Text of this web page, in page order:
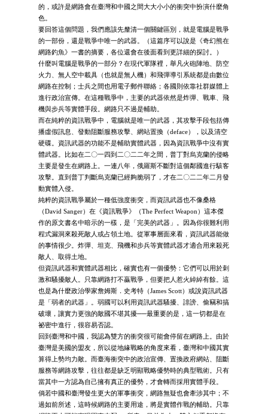
的，或許是網路會在臺灣和中國之間大大小小的衝突中扮演什麼角
色。
要回答這個問題，我們應該先釐清一個關鍵區別，就是電腦是戰爭
的一部份，還是戰爭中唯一的武器。（這篇序可以說是《奇幻熊在
網路釣魚》一書的摘要，各位還會在後面看到更詳細的探討。）
什麼叫電腦是戰爭的一部分？在現代軍隊裡，舉凡火砲陣地、防空
火力、無人空中載具（也就是無人機）和飛彈導引系統都是由數位
網路在控制；士兵之間也用電子郵件聯絡；各國則依靠社群媒體上
進行政治宣傳。在這種戰爭中，主要的武器依然是炸彈、戰車、飛
機與步兵等實體手段。網路只不過是輔助。
而在純粹的資訊戰爭中，電腦就是唯一的武器，其攻擊手段包括傳
播虛假訊息、發動阻斷服務攻擊、網站置換（deface），以及清空
硬碟。資訊武器的功能不是輔助實體武器，因為資訊戰爭中沒有實
體武器。比如在二〇一四到二〇二二年之間，普丁對烏克蘭的侵略
主要是發生在網路上。一連八年，俄羅斯不斷對這個鄰國進行駭客
攻擊。直到普丁判斷烏克蘭已經夠脆弱了，才在二〇二二年二月發
動實體入侵。
純粹的資訊戰爭屬於一種低強度衝突，而資訊武器也不像桑格
（David Sanger）在《資訊戰爭》（The Perfect Weapon）這本傑
作的原文書名中暗示的一樣，是「完美的武器」。因為你很難利用
程式漏洞來殺死敵人或占領土地。從軍事層面來看，資訊武器能做
的事情很少。炸彈、坦克、飛機和步兵等實體武器才適合用來殺死
敵人、取得土地。
但資訊武器和實體武器相比，確實也有一個優勢：它們可以用於刺
激和騷擾敵人。只靠網路打不贏戰爭，但要把人惹火綽綽有餘。這
也是為什麼政治學家詹姆斯．史考特（James Scott）或說資訊武器
是「弱者的武器」。弱國可以利用資訊武器騷擾、誹謗、偷竊和搞
破壞，讓實力更強的敵國不堪其擾──最重要的是，這一切都是在
祕密中進行，很容易否認。
回到臺灣和中國，我認為雙方的衝突很可能會停留在網路上。由於
臺灣是美國的盟友，所以從地緣戰略的角度來看，臺灣和中國其實
算得上勢均力敵。而臺海衝突中的政治宣傳、置換政府網站、阻斷
服務等網路攻擊，往往都是缺乏明顯戰略優勢時的典型戰術。只有
當其中一方認為自己擁有真正的優勢，才會轉而採用實體手段。
倘若中國和臺灣發生更大的軍事衝突，網路無疑也會牽涉其中；不
過如前所述，這時候網路的主要用途，將是實體作戰的輔助。只靠